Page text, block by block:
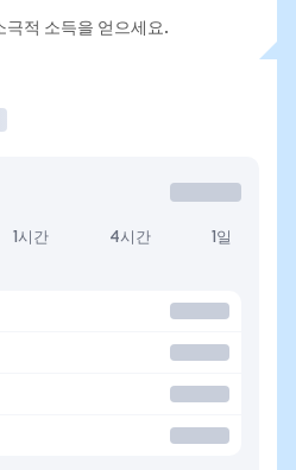
극적 소득을 얻으세요.
1시간 4시간 1일